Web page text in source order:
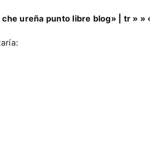
ureña punto libre blog» | tr » »